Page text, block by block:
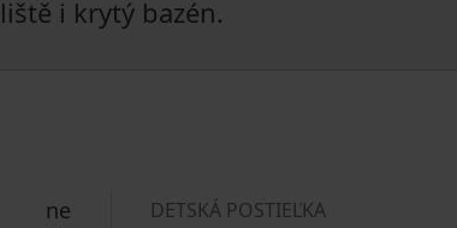
i krytý bazén.
ne DETSKÁ POSTIEĽKA